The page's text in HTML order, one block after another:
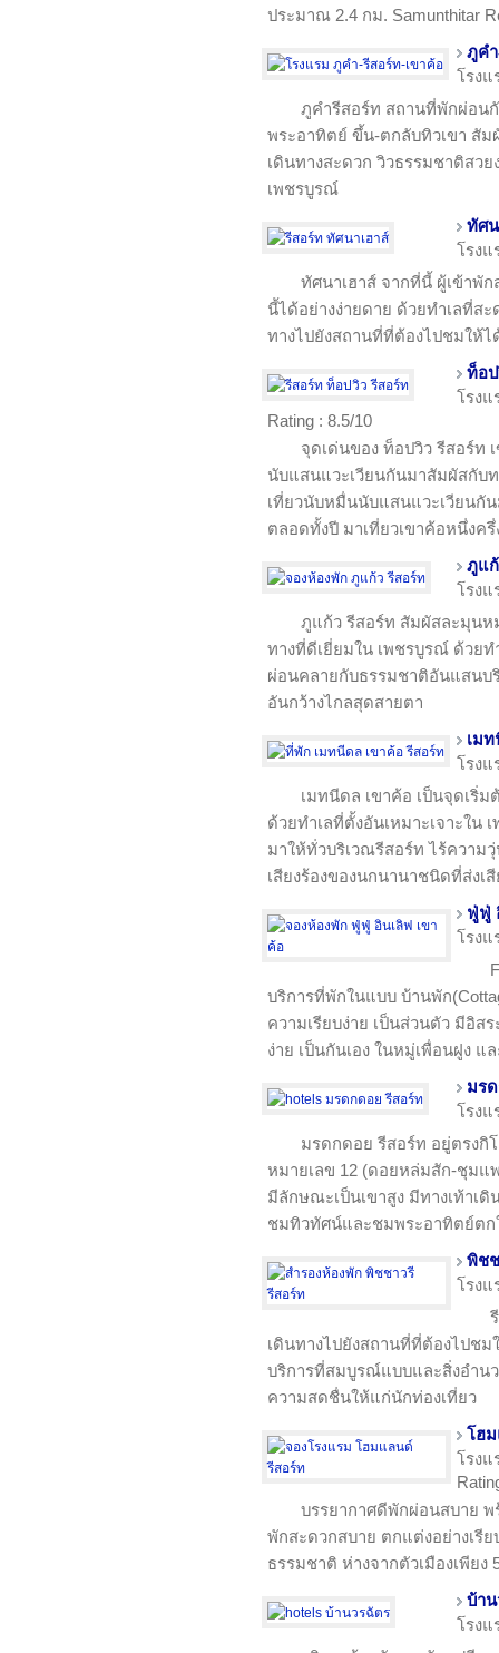
ประมาณ 2.4 กม. Samunthitar
ภูค
โรง
ภูคำรีสอร์ท สถานที่พักผ่อนกั
พระอาทิตย์ ขึ้น-ตกลับทิวเขา สัม
เดินทางสะดวก วิวธรรมชาติสว
เพชรบูรณ์
ทัศน
โรง
ทัศนาเฮาส์ จากที่นี้ ผู้เข้าพั
นี้ได้อย่างง่ายดาย ด้วยทำเลที่ส
ทางไปยังสถานที่ที่ต้องไปชมให้ไ
ท็อ
โรง
Rating : 8.5/10
จุดเด่นของ ท็อปวิว รีสอร์ท
นับแสนแวะเวียนกันมาสัมผัสกับ
เที่ยวนับหมื่นนับแสนแวะเวียนกั
ตลอดทั้งปี มาเที่ยวเขาค้อหนึ่งค
ภูแ
โรง
ภูแก้ว รีสอร์ท สัมผัสละมุนห
ทางที่ดีเยี่ยมใน เพชรบูรณ์ ด้วยท
ผ่อนคลายกับธรรมชาติอันแสนบ
อันกว้างไกลสุดสายตา
เม
โรง
เมทนีดล เขาค้อ เป็นจุดเริ่
ด้วยทำเลที่ตั้งอันเหมาะเจาะใ
มาให้ทั่วบริเวณรีสอร์ท ไร้ความ
เสียงร้องของนกนานาชนิดที่ส่งเ
ฟู่ฟู่
โรง
บริการที่พักในแบบ บ้านพัก
ความเรียบง่าย เป็นส่วนตัว มีอิส
ง่าย เป็นกันเอง ในหมู่เพื่อนฝูง แ
มร
โรง
มรดกดอย รีสอร์ท อยู่ตรงกิ
หมายเลข 12 (ดอยหล่มสัก-ชุมแ
มีลักษณะเป็นเขาสูง มีทางเท้าเ
ชมทิวทัศน์และชมพระอาทิตย์ตก
พิช
โรง
เดินทางไปยังสถานที่ที่ต้องไปชม
บริการที่สมบูรณ์แบบและสิ่งอำน
ความสดชื่นให้แก่นักท่องเที่ยว
โฮ
โรง
บรรยากาศดีพักผ่อนสบาย
พักสะดวกสบาย ตกแต่งอย่างเรี
ธรรมชาติ ห่างจากตัวเมืองเพียง
บ้า
โรง